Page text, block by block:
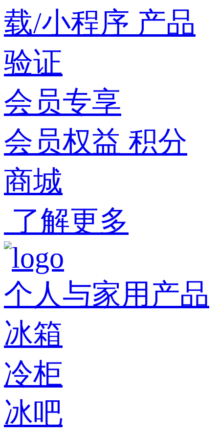
载/小程序 产品
验证
会员专享
会员权益 积分
商城
了解更多
个人与家用产品
冰箱
冷柜
冰吧